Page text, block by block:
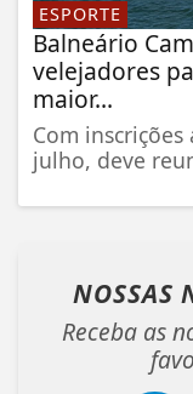
ESPORTE
Balneário
velejadores
maior...
Com
julho, deve
NOSSAS
Receba as